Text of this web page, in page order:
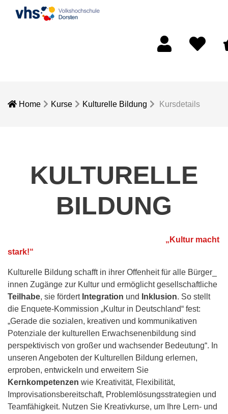
Home Kurse Kulturelle Bildung Kursdetails
KULTURELLE
BILDUNG
„Kultur macht
stark!“
Kulturelle Bildung schafft in ihrer Offenheit für alle Bürger_
innen Zugänge zur Kultur und ermöglicht gesellschaftliche
Teilhabe, sie fördert Integration und Inklusion. So stellt
die Enquete-Kommission „Kultur in Deutschland“ fest:
„Gerade die sozialen, kreativen und kommunikativen
Potenziale der kulturellen Erwachsenenbildung sind
perspektivisch von großer und wachsender Bedeutung“. In
unseren Angeboten der Kulturellen Bildung erlernen,
erproben, entwickeln und erweitern Sie
Kernkompetenzen wie Kreativität, Flexibilität,
Improvisationsbereitschaft, Problemlösungsstrategien und
Teamfähigkeit. Nutzen Sie Kreativkurse, um Ihre Lern- und